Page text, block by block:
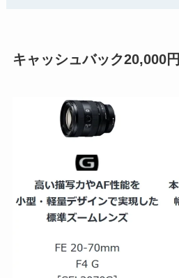
キャッシュバック20,000円